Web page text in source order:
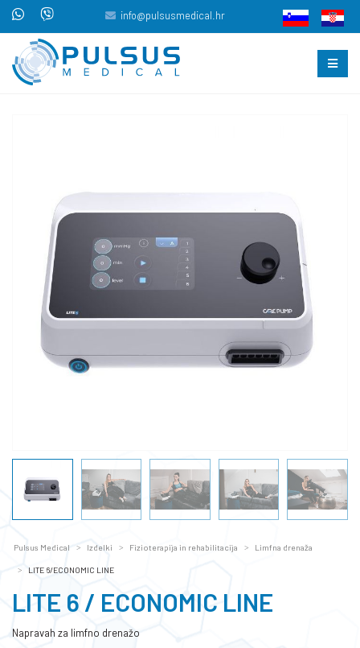
info@pulsusmedical.hr
Pulsus Medical Izdelki Fizioterapija in rehabilitacija Limfna drenaža
LITE 6/ECONOMIC LINE
LITE 6 / ECONOMIC LINE
Napravah za limfno drenažo